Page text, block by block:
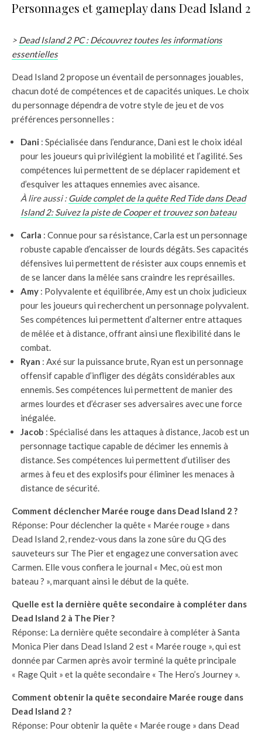
Personnages et gameplay dans Dead Island 2
> Dead Island 2 PC : Découvrez toutes les informations
essentielles
Dead Island 2 propose un éventail de personnages jouables,
chacun doté de compétences et de capacités uniques. Le choix
du personnage dépendra de votre style de jeu et de vos
préférences personnelles :
Dani : Spécialisée dans l’endurance, Dani est le choix idéal
pour les joueurs qui privilégient la mobilité et l’agilité. Ses
compétences lui permettent de se déplacer rapidement et
d’esquiver les attaques ennemies avec aisance.
À lire aussi :Guide complet de la quête Red Tide dans Dead
Island 2: Suivez la piste de Cooper et trouvez son bateau
Carla : Connue pour sa résistance, Carla est un personnage
robuste capable d’encaisser de lourds dégâts. Ses capacités
défensives lui permettent de résister aux coups ennemis et
de se lancer dans la mêlée sans craindre les représailles.
Amy : Polyvalente et équilibrée, Amy est un choix judicieux
pour les joueurs qui recherchent un personnage polyvalent.
Ses compétences lui permettent d’alterner entre attaques
de mêlée et à distance, offrant ainsi une flexibilité dans le
combat.
Ryan : Axé sur la puissance brute, Ryan est un personnage
offensif capable d’infliger des dégâts considérables aux
ennemis. Ses compétences lui permettent de manier des
armes lourdes et d’écraser ses adversaires avec une force
inégalée.
Jacob : Spécialisé dans les attaques à distance, Jacob est un
personnage tactique capable de décimer les ennemis à
distance. Ses compétences lui permettent d’utiliser des
armes à feu et des explosifs pour éliminer les menaces à
distance de sécurité.
Comment déclencher Marée rouge dans Dead Island 2 ?
Réponse: Pour déclencher la quête « Marée rouge » dans
Dead Island 2, rendez-vous dans la zone sûre du QG des
sauveteurs sur The Pier et engagez une conversation avec
Carmen. Elle vous confiera le journal « Mec, où est mon
bateau ? », marquant ainsi le début de la quête.
Quelle est la dernière quête secondaire à compléter dans
Dead Island 2 à The Pier ?
Réponse: La dernière quête secondaire à compléter à Santa
Monica Pier dans Dead Island 2 est « Marée rouge », qui est
donnée par Carmen après avoir terminé la quête principale
« Rage Quit » et la quête secondaire « The Hero’s Journey ».
Comment obtenir la quête secondaire Marée rouge dans
Dead Island 2 ?
Réponse: Pour obtenir la quête « Marée rouge » dans Dead